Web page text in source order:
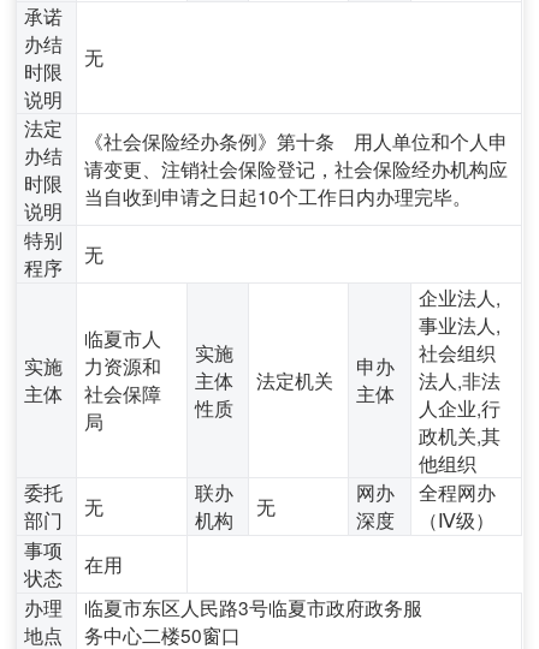
承诺
办结
时限
说明
无
法定
办结
时限
说明
《社会保险经办条例》第十条 用人单位和个人申
请变更、注销社会保险登记，社会保险经办机构应
当自收到申请之日起10个工作日内办理完毕。
特别
程序
无
实施
主体
临夏市人
力资源和
社会保障
局
实施
主体
性质
法定机关
申办
主体
企业法人,
事业法人,
社会组织
法人,非法
人企业,行
政机关,其
他组织
委托
部门
无
联办
机构
无
网办
深度
全程网办
（Ⅳ级）
事项
状态
在用
办理
地点
临夏市东区人民路3号临夏市政府政务服
务中心二楼50窗口